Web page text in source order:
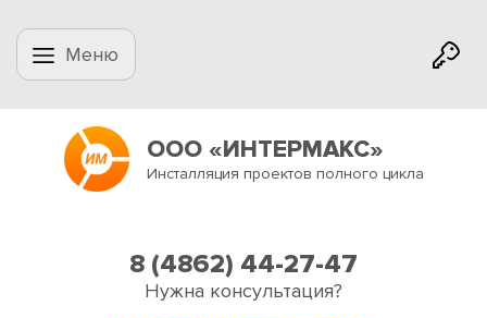
Меню
ООО «ИНТЕРМАКС»
Инсталляция проектов полного цикла
8 (4862) 44-27-47
Нужна консультация?